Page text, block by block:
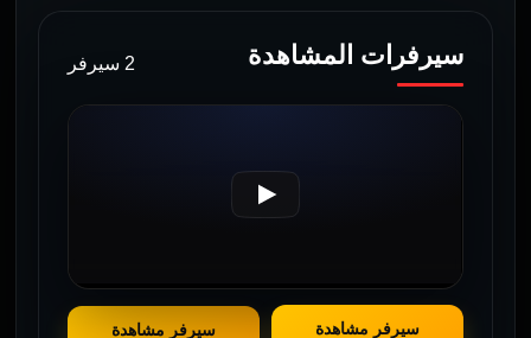
سيرفرات المشاهدة 2 سيرفر
سيرفر مشاهدة سيرفر مشاهدة